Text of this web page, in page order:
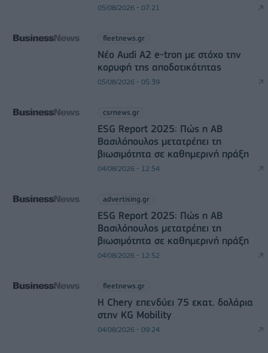
05/08/2026 - 07:21
fleetnews.gr
Νέο Audi A2 e-tron με στόχο την
κορυφή της αποδοτικότητας
05/08/2026 - 05:39
csrnews.gr
ESG Report 2025: Πώς η ΑΒ
Βασιλόπουλος μετατρέπει τη
βιωσιμότητα σε καθημερινή πράξη
04/08/2026 - 12:54
advertising.gr
ESG Report 2025: Πώς η ΑΒ
Βασιλόπουλος μετατρέπει τη
βιωσιμότητα σε καθημερινή πράξη
04/08/2026 - 12:52
fleetnews.gr
Η Chery επενδύει 75 εκατ. δολάρια
στην KG Mobility
04/08/2026 - 09:24